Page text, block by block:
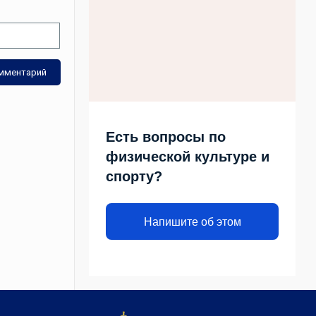
Есть вопросы по
физической культуре и
спорту?
Напишите об этом